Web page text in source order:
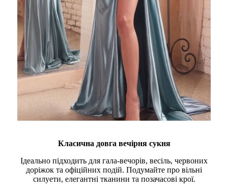
Класична довга вечірня сукня
Ідеально підходить для гала-вечорів, весіль, червоних
доріжок та офіційних подій. Подумайте про вільні
силуети, елегантні тканини та позачасові крої.